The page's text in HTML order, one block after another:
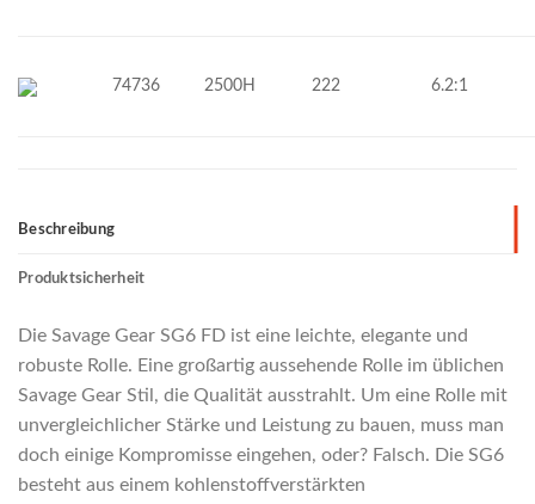
74736 2500H 222 6.2:1
Beschreibung
Produktsicherheit
Die Savage Gear SG6 FD ist eine leichte, elegante und
robuste Rolle. Eine großartig aussehende Rolle im üblichen
Savage Gear Stil, die Qualität ausstrahlt. Um eine Rolle mit
unvergleichlicher Stärke und Leistung zu bauen, muss man
doch einige Kompromisse eingehen, oder? Falsch. Die SG6
besteht aus einem kohlenstoffverstärkten